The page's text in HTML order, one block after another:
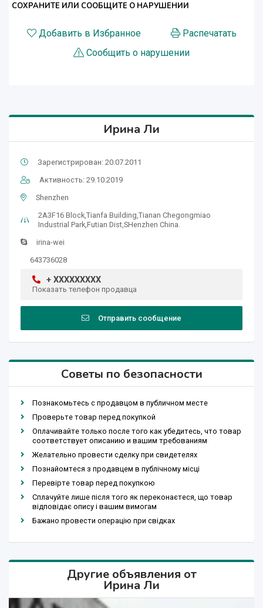
СОХРАНИТЕ ИЛИ СООБЩИТЕ О НАРУШЕНИИ
Добавить в Избранное
Распечатать
Сообщить о нарушении
Ирина Ли
Зарегистрирован: 20.07.2011
Активность: 29.10.2019
Shenzhen
2A3F16 Block,Tianfa Building,Tianan Chegongmiao
Industrial Park,Futian Dist,SHenzhen China.
irina-wei
643736028
+ XXXXXXXXX
Показать телефон продавца
Отправить сообщение
Советы по безопасности
Познакомьтесь с продавцом в публичном месте
Проверьте товар перед покупкой
Оплачивайте только после того как убедитесь, что товар
соответствует описанию и вашим требованиям
Желательно провести сделку при свидетелях
Познайомтеся з продавцем в публічному місці
Перевірте товар перед покупкою
Сплачуйте лише після того як переконаєтеся, що товар
відповідає опису і вашим вимогам
Бажано провести операцію при свідках
Другие объявления от
Ирина Ли